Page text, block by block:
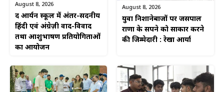
August 8, 2026
द आर्यन स्कूल में अंतर-सदनीय
हिंदी एवं अंग्रेज़ी वाद-विवाद
तथा आशुभाषण प्रतियोगिताओं
का आयोजन
August 8, 2026
युवा निशानेबाजों पर जसपाल
राणा के सपने को साकार करने
की जिम्मेदारी : रेखा आर्या